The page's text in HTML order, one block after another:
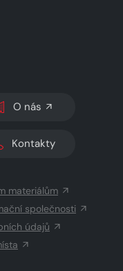
SVĚTLÝ/TMAVÝ REŽIM
O nás
Kontakty
materiálům
společnosti
údajů